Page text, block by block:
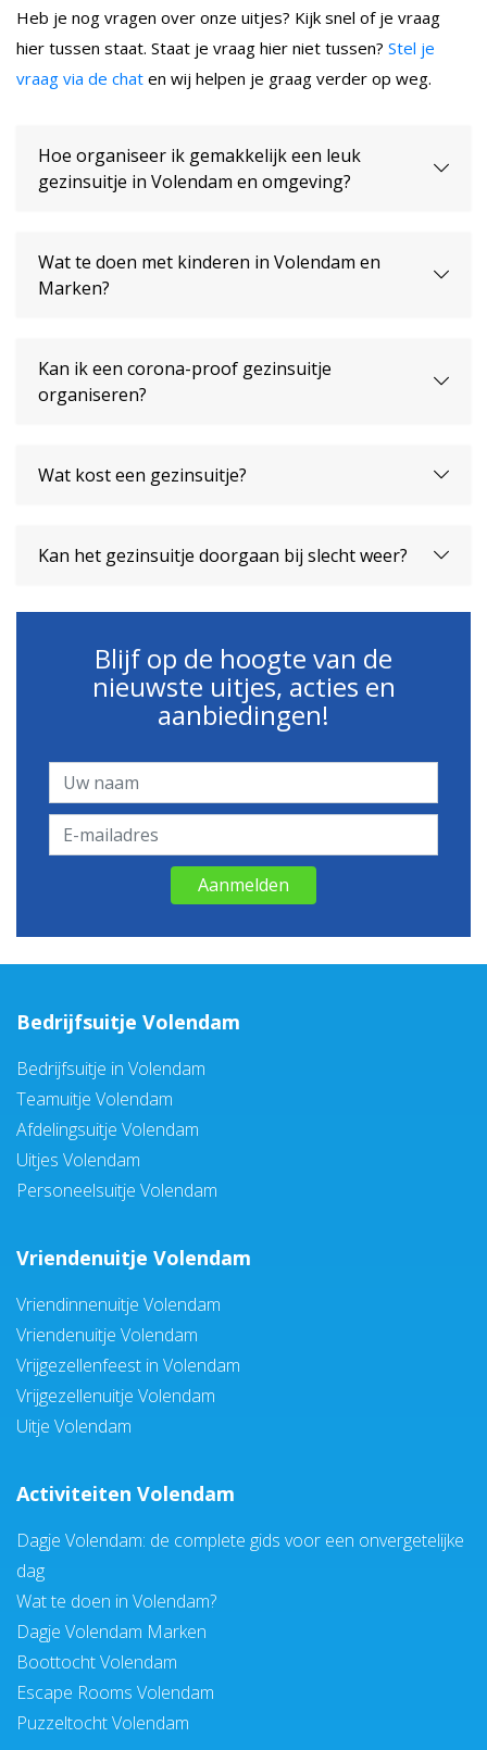
Heb je nog vragen over onze uitjes? Kijk snel of je vraag
hier tussen staat. Staat je vraag hier niet tussen? Stel je
vraag via de chat en wij helpen je graag verder op weg.
Hoe organiseer ik gemakkelijk een leuk
gezinsuitje in Volendam en omgeving?
Wat te doen met kinderen in Volendam en
Marken?
Kan ik een corona-proof gezinsuitje
organiseren?
Wat kost een gezinsuitje?
Kan het gezinsuitje doorgaan bij slecht weer?
Blijf op de hoogte van de
nieuwste uitjes, acties en
aanbiedingen!
Aanmelden
Bedrijfsuitje Volendam
Bedrijfsuitje in Volendam
Teamuitje Volendam
Afdelingsuitje Volendam
Uitjes Volendam
Personeelsuitje Volendam
Vriendenuitje Volendam
Vriendinnenuitje Volendam
Vriendenuitje Volendam
Vrijgezellenfeest in Volendam
Vrijgezellenuitje Volendam
Uitje Volendam
Activiteiten Volendam
Dagje Volendam: de complete gids voor een onvergetelijke
dag
Wat te doen in Volendam?
Dagje Volendam Marken
Boottocht Volendam
Escape Rooms Volendam
Puzzeltocht Volendam